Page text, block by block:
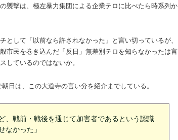
襲撃は、極左暴力集団による企業テロに比べたら時系列か
して「以前なら許されなかった」と言い切っているが、
市民を巻き込んだ「反日」無差別テロを知らなかったは言
しているのではないか。
日は、この大道寺の言い分を紹介までしている。
、戦前・戦後を通じて加害者であるという認識
なかった」